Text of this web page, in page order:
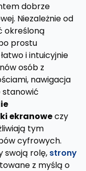
dobrze
Niezależnie od
określoną
prostu
i intuicyjnie
osób z
nawigacja
ekranoweczy
tym
cyfrowych.
swoją rolę, strony
z myślą o